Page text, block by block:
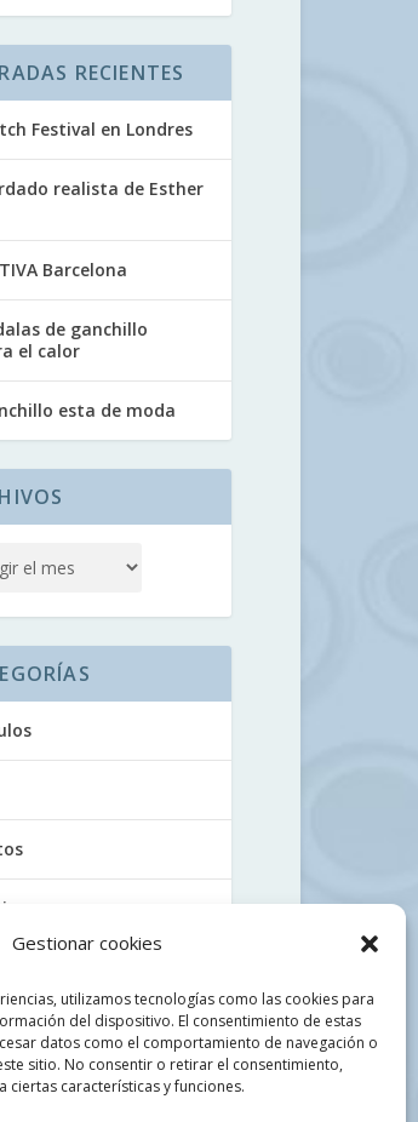
Gestionar cookies
utilizamos tecnologías como las cookies para
del dispositivo. El consentimiento de estas
datos como el comportamiento de navegación o
sitio. No consentir o retirar el consentimiento,
ciertas características y funciones.
RECIENTES
Festival en Londres
realista de Esther
Barcelona
de ganchillo
el calor
esta de moda